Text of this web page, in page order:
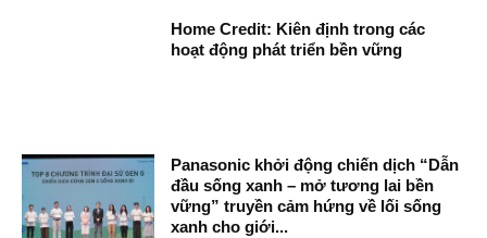
Home Credit: Kiên định trong các
hoạt động phát triển bền vững
Panasonic khởi động chiến dịch “Dẫn
đầu sống xanh – mở tương lai bền
vững” truyền cảm hứng về lối sống
xanh cho giới...